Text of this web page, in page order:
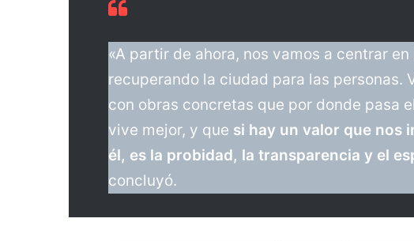
«A partir de ahora, nos vamos a centrar
recuperando la ciudad para las personas.
con obras concretas que por donde pasa
vive mejor, y que si hay un valor que nos
él, es la probidad, la transparencia y el
concluyó.